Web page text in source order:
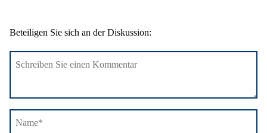
Beteiligen Sie sich an der Diskussion: